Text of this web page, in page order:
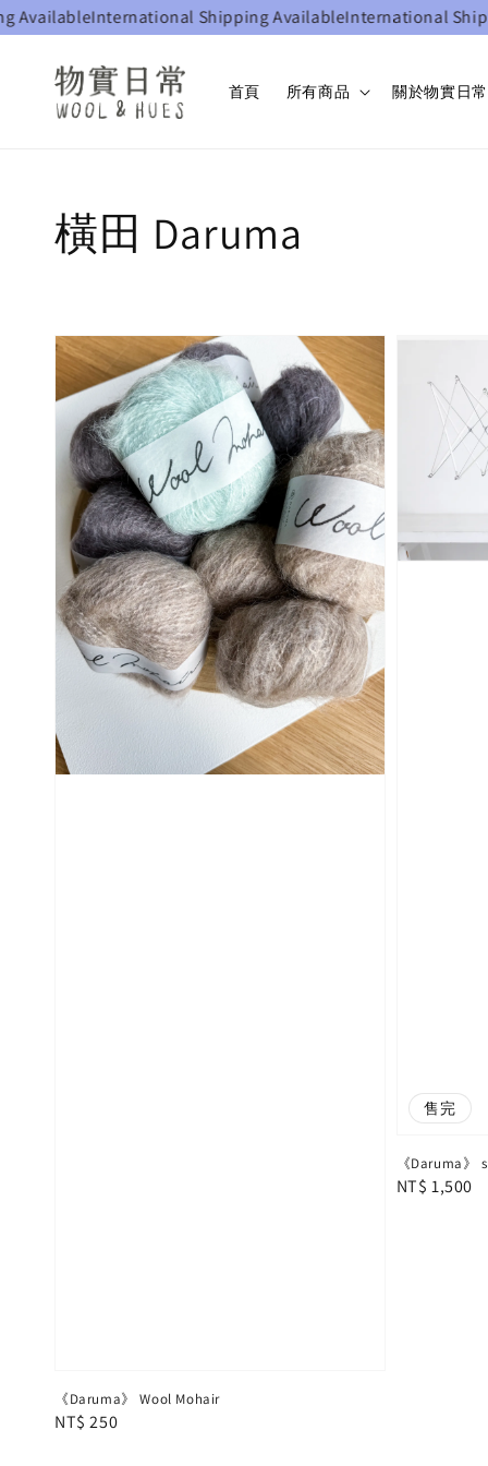
International Shipping AvailableInternational
首頁 所有商品 關於物實日常
橫田 Daruma
《Daruma》 Wool Mohair
Regular
NT$ 250
售完
《Daruma》
Regular
NT$ 1,500